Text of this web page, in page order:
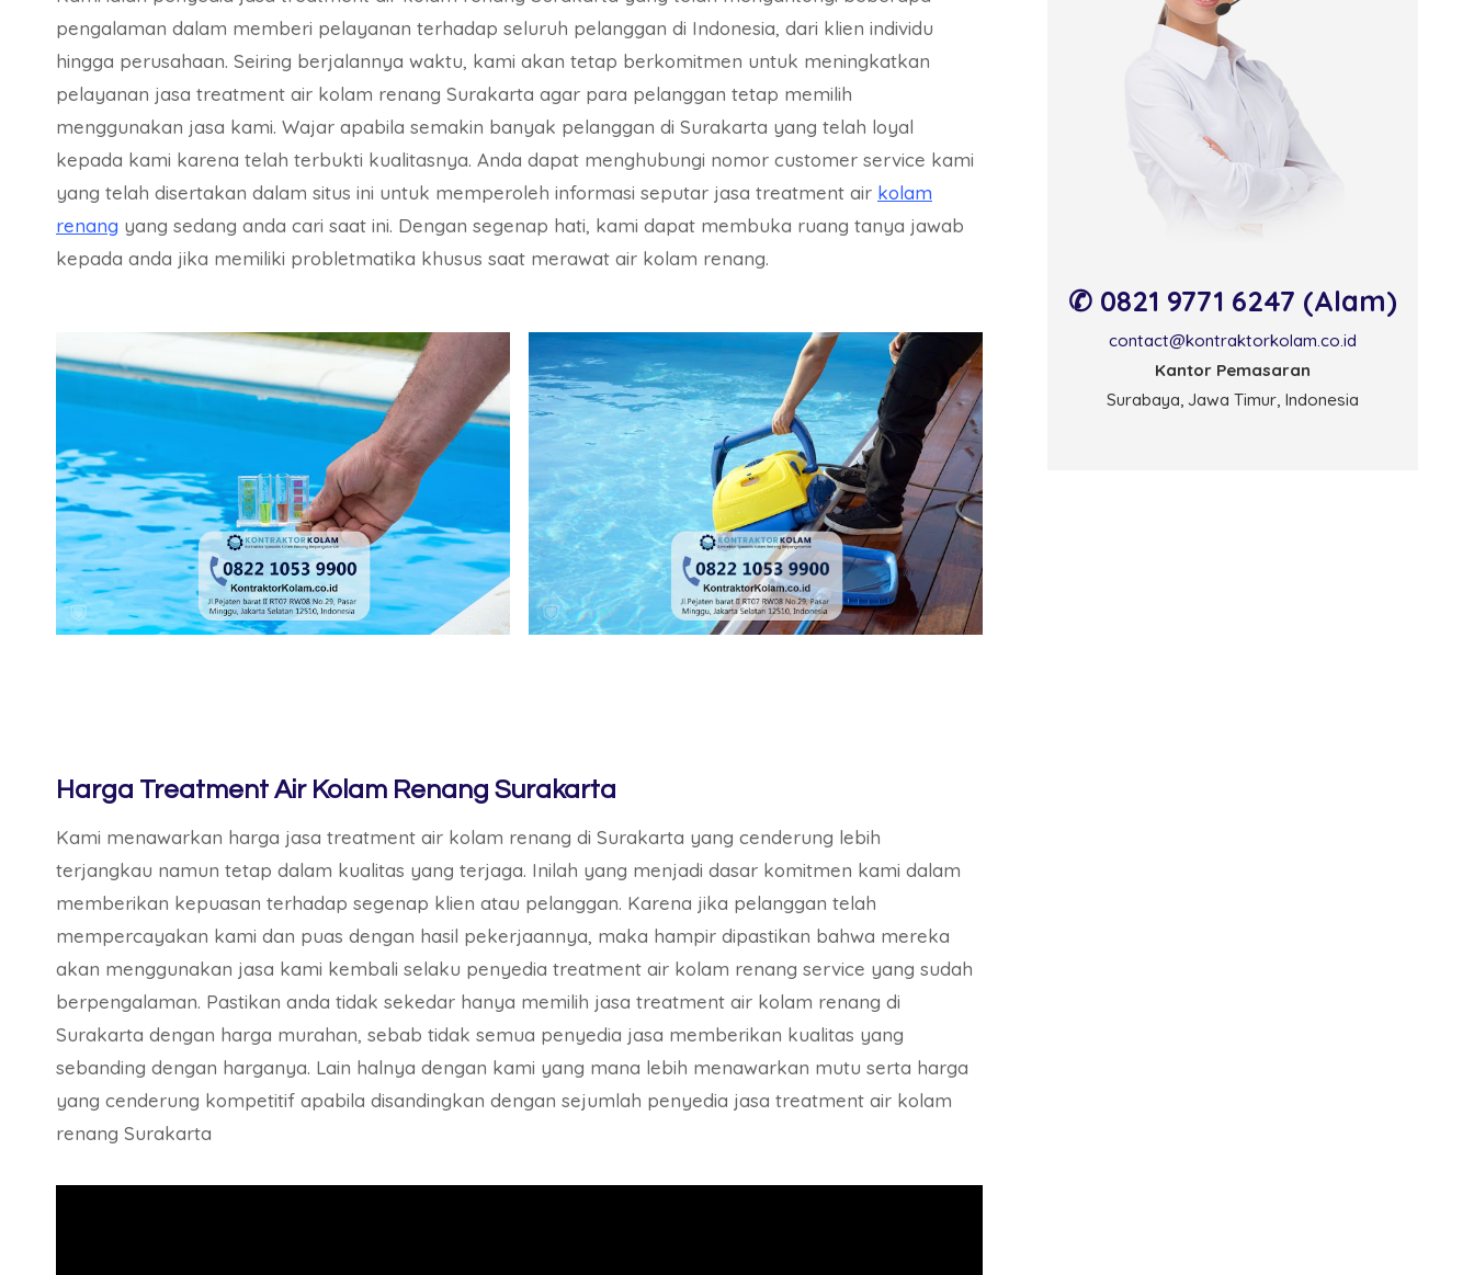
pengalaman dalam memberi pelayanan terhadap seluruh pelanggan di Indonesia, dari klien individu
hingga perusahaan. Seiring berjalannya waktu, kami akan tetap berkomitmen untuk meningkatkan
pelayanan jasa treatment air kolam renang Surakarta agar para pelanggan tetap memilih
menggunakan jasa kami. Wajar apabila semakin banyak pelanggan di Surakarta yang telah loyal
kepada kami karena telah terbukti kualitasnya. Anda dapat menghubungi nomor customer service kami
yang telah disertakan dalam situs ini untuk memperoleh informasi seputar jasa treatment air kolam
renang yang sedang anda cari saat ini. Dengan segenap hati, kami dapat membuka ruang tanya jawab
kepada anda jika memiliki probletmatika khusus saat merawat air kolam renang.
Harga Treatment Air Kolam Renang Surakarta
Kami menawarkan harga jasa treatment air kolam renang di Surakarta yang cenderung lebih
terjangkau namun tetap dalam kualitas yang terjaga. Inilah yang menjadi dasar komitmen kami dalam
memberikan kepuasan terhadap segenap klien atau pelanggan. Karena jika pelanggan telah
mempercayakan kami dan puas dengan hasil pekerjaannya, maka hampir dipastikan bahwa mereka
akan menggunakan jasa kami kembali selaku penyedia treatment air kolam renang service yang sudah
berpengalaman. Pastikan anda tidak sekedar hanya memilih jasa treatment air kolam renang di
Surakarta dengan harga murahan, sebab tidak semua penyedia jasa memberikan kualitas yang
sebanding dengan harganya. Lain halnya dengan kami yang mana lebih menawarkan mutu serta harga
yang cenderung kompetitif apabila disandingkan dengan sejumlah penyedia jasa treatment air kolam
renang Surakarta
✆ 0821 9771 6247 (Alam)
contact@kontraktorkolam.co.id
Kantor Pemasaran
Surabaya, Jawa Timur, Indonesia